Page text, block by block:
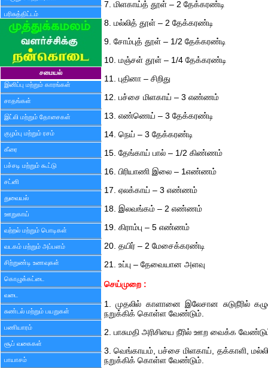
பரிசுத்திட்டம்
சமையல்
இனிப்பு மற்றும் காரங்கள்
சாதங்கள்
இட்லி மற்றும் தோசைகள்
குழம்பு மற்றும் ரசம்
கீரை
பச்சடி மற்றும் கூட்டு
சட்னி
துவையல்
ஊறுகாய்
வற்றல் மற்றும் பொடிகள்
வடகம் மற்றும் அப்பளம்
சிற்றுண்டி உணவுகள்
கொழுக்கட்டை
வடை
சுண்டல் மற்றும் பயறுகள்
பணியாரம்
சூப் வகைகள்
பாயாசம்
7. மிளகாய்த் தூள் – 2 தேக்கரண்டி
8. மல்லித் தூள் – 2 தேக்கரண்டி
9. சோம்புத் தூள் – 1/2 தேக்கரண்டி
10. மஞ்சள் தூள் – 1/4 தேக்கரண்டி
11. புதினா – சிறிது
12. பச்சை மிளகாய் – 3 எண்ணம்
13. எண்ணெய் – 3 தேக்கரண்டி
14. நெய் – 3 தேக்கரண்டி
15. தேங்காய் பால் – 1/2 கிண்ணம்
16. பிரியாணி இலை – 1எண்ணம்
17. ஏலக்காய் – 3 எண்ணம்
18. இலவங்கம் – 2 எண்ணம்
19. கிராம்பு – 5 எண்ணம்
20. தயிர் – 2 மேசைக்கரண்டி
21. உப்பு – தேவையான அளவு
செய்முறை :
1. முதலில் காளானை இலேசான சுடுநீரில்
நறுக்கிக் கொள்ள வேண்டும்.
2. பாசுமதி அரிசியை நீரில் ஊற வைக்க
3. வெங்காயம், பச்சை மிளகாய், தக்காளி,
நறுக்கிக் கொள்ள வேண்டும்.